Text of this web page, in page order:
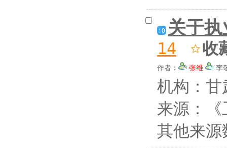
10 关于
14 收
作者： 张维 李
机构：
来源：
其他来